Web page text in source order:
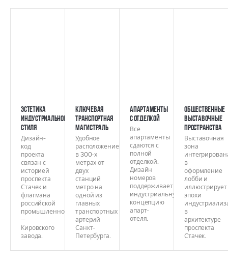
Эстетика
индустриального
стиля
Дизайн-
код
проекта
связан с
историей
проспекта
Стачек и
флагмана
российской
промышленности
—
Кировского
завода.
Ключевая
транспортная
магистраль
Удобное
расположение
в 300-х
метрах от
двух
станций
метро на
одной из
главных
транспортных
артерий
Санкт-
Петербурга.
Апартаменты
с отделкой
Все
апартаменты
сдаются с
полной
отделкой.
Дизайн
номеров
поддерживает
индустриальную
концепцию
апарт-
отеля.
Общественные
выставочные
пространства
Выставочная
зона
в
оформление
лобби и
иллюстрирует
эпохи
в
архитектуре
проспекта
Стачек.